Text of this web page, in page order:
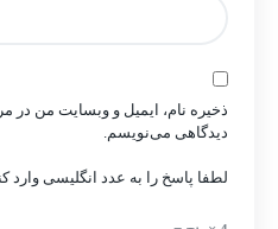
ذخیره نام، ایمیل و وبسایت من در
دیدگاهی می‌نویسم.
لطفا پاسخ را به عدد انگلیسی وارد